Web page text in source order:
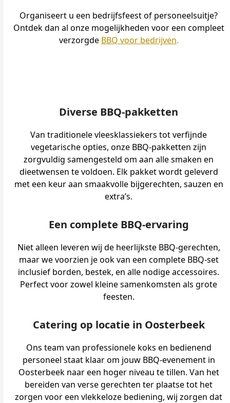
Organiseert u een bedrijfsfeest of personeelsuitje?
Ontdek dan al onze mogelijkheden voor een compleet
verzorgde BBQ voor bedrijven.
Diverse BBQ-pakketten
Van traditionele vleesklassiekers tot verfijnde
vegetarische opties, onze BBQ-pakketten zijn
zorgvuldig samengesteld om aan alle smaken en
dieetwensen te voldoen. Elk pakket wordt geleverd
met een keur aan smaakvolle bijgerechten, sauzen en
extra’s.
Een complete BBQ-ervaring
Niet alleen leveren wij de heerlijkste BBQ-gerechten,
maar we voorzien je ook van een complete BBQ-set
inclusief borden, bestek, en alle nodige accessoires.
Perfect voor zowel kleine samenkomsten als grote
feesten.
Catering op locatie in Oosterbeek
Ons team van professionele koks en bedienend
personeel staat klaar om jouw BBQ-evenement in
Oosterbeek naar een hoger niveau te tillen. Van het
bereiden van verse gerechten ter plaatse tot het
zorgen voor een vlekkeloze bediening, wij zorgen dat